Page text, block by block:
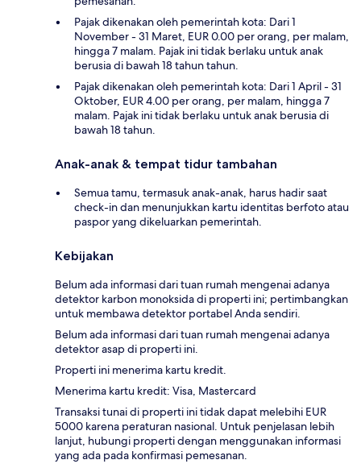
Pajak dikenakan oleh pemerintah kota: Dari 1
November - 31 Maret, EUR 0.00 per orang, per malam,
hingga 7 malam. Pajak ini tidak berlaku untuk anak
berusia di bawah 18 tahun tahun.
Pajak dikenakan oleh pemerintah kota: Dari 1 April - 31
Oktober, EUR 4.00 per orang, per malam, hingga 7
malam. Pajak ini tidak berlaku untuk anak berusia di
bawah 18 tahun.
Anak-anak & tempat tidur tambahan
Semua tamu, termasuk anak-anak, harus hadir saat
check-in dan menunjukkan kartu identitas berfoto atau
paspor yang dikeluarkan pemerintah.
Kebijakan
Belum ada informasi dari tuan rumah mengenai adanya
detektor karbon monoksida di properti ini; pertimbangkan
untuk membawa detektor portabel Anda sendiri.
Belum ada informasi dari tuan rumah mengenai adanya
detektor asap di properti ini.
Properti ini menerima kartu kredit.
Menerima kartu kredit: Visa, Mastercard
Transaksi tunai di properti ini tidak dapat melebihi EUR
5000 karena peraturan nasional. Untuk penjelasan lebih
lanjut, hubungi properti dengan menggunakan informasi
yang ada pada konfirmasi pemesanan.